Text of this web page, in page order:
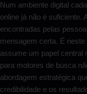
Num ambiente digital
online já não é suficiente.
encontradas pelas
mensagem certa. É
assume um papel central
para motores de busca
abordagem estratégica
credibilidade e os